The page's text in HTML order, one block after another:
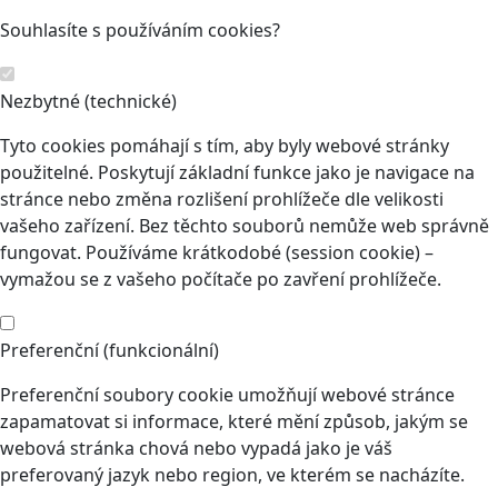
Souhlasíte s používáním cookies?
Nezbytné (technické)
Tyto cookies pomáhají s tím, aby byly webové stránky
použitelné. Poskytují základní funkce jako je navigace na
stránce nebo změna rozlišení prohlížeče dle velikosti
vašeho zařízení. Bez těchto souborů nemůže web správně
fungovat. Používáme krátkodobé (session cookie) –
vymažou se z vašeho počítače po zavření prohlížeče.
Preferenční (funkcionální)
Preferenční soubory cookie umožňují webové stránce
zapamatovat si informace, které mění způsob, jakým se
webová stránka chová nebo vypadá jako je váš
preferovaný jazyk nebo region, ve kterém se nacházíte.